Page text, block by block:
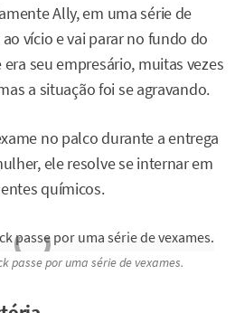
Ally, em uma série de
vício e vai parar no fundo do
seu empresário, muitas vezes
a situação foi se agravando.
no palco durante a entrega
ele resolve se internar em
químicos.
passe por uma série de vexames.